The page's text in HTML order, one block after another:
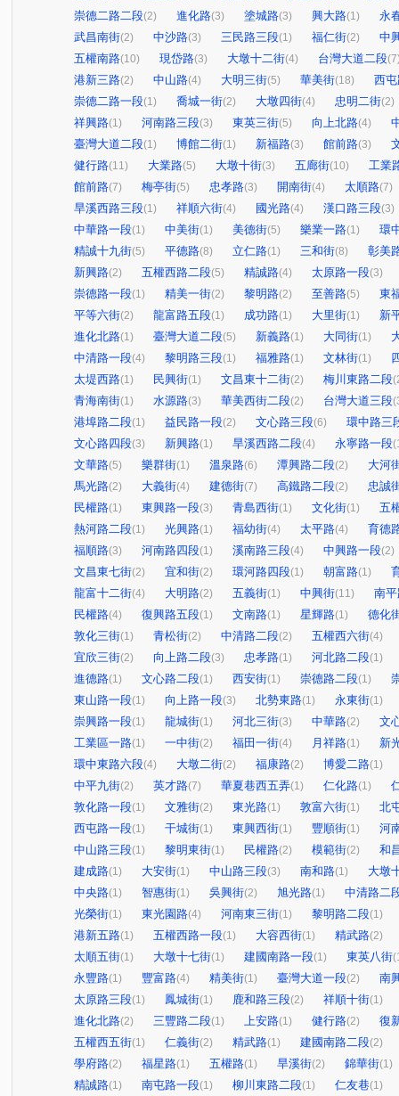
崇德二路二段(2) 進化路(3) 塗城路(3) 興大路(1)
永
武昌南街(2) 中沙路(3) 三民路三段(1) 福仁街(2)
中
五權南路(10) 現岱路(3) 大墩十二街(4) 台灣大道二段
港新三路(2) 中山路(4) 大明三街(5) 華美街(18)
西
崇德二路一段(1) 喬城一街(2) 大墩四街(4) 忠明二街(2)
祥興路(1) 河南路三段(3) 東英三街(5) 向上北路(4)
臺灣大道二段(1) 博館二街(1) 新福路(3) 館前路(3)
健行路(11) 大業路(5) 大墩十街(3) 五廊街(10)
工業
館前路(7) 梅亭街(5) 忠孝路(3) 開南街(4) 太順路(7)
旱溪西路三段(1) 祥順六街(4) 國光路(4) 漢口路三段(3)
中華路一段(1) 中美街(1) 美德街(5) 樂業一路(1)
環
精誠十九街(5) 平德路(8) 立仁路(1) 三和街(8)
彰美
新興路(2) 五權西路二段(5) 精誠路(4) 太原路一段(3)
崇德路一段(1) 精美一街(2) 黎明路(2) 至善路(5)
東
平等六街(2) 龍富路五段(1) 成功路(1) 大里街(1)
新
進化北路(1) 臺灣大道二段(5) 新義路(1) 大同街(1)
中清路一段(4) 黎明路三段(1) 福雅路(1) 文林街(1)
太堤西路(1) 民興街(1) 文昌東十二街(2) 梅川東路二段
青海南街(1) 水源路(3) 華美西街二段(2) 台灣大道三段
港埠路二段(1) 益民路一段(2) 文心路三段(6)
環中路三
文心路四段(3) 新興路(1) 旱溪西路二段(4) 永寧路一段
文華路(5) 樂群街(1) 溫泉路(6) 潭興路二段(2)
大河
馬光路(2) 大義街(4) 建德街(7) 高鐵路二段(2)
忠誠
民權路(1) 東興路一段(3) 青島西街(1) 文化街(1)
五
熱河路二段(1) 光興路(1) 福幼街(4) 太平路(4)
育德
福順路(3) 河南路四段(1) 溪南路三段(4) 中興路一段(2)
文昌東七街(2) 宜和街(2) 環河路四段(1) 朝富路(1)
龍富十二街(4) 大明路(2) 五義街(1) 中興街(11)
南
民權路(4) 復興路五段(1) 文南路(1) 星輝路(1)
德化
敦化三街(1) 青松街(2) 中清路二段(2) 五權西六街(4)
宜欣三街(2) 向上路二段(3) 忠孝路(1) 河北路二段(1)
進德路(1) 文心路二段(1) 西安街(1) 崇德路二段(1)
東山路一段(1) 向上路一段(3) 北勢東路(1) 永東街(1)
崇興路一段(1) 龍城街(1) 河北三街(3) 中華路(2)
文
工業區一路(1) 一中街(2) 福田一街(4) 月祥路(1)
新
環中東路六段(4) 大墩二街(2) 福康路(2) 博愛二路(1)
中平九街(2) 英才路(7) 華夏巷西五弄(1) 仁化路(1)
敦化路一段(1) 文雅街(2) 東光路(1) 敦富六街(1)
北
西屯路一段(1) 干城街(1) 東興西街(1) 豐順街(1)
河
中山路三段(1) 黎明東街(1) 民權路(2) 模範街(2)
和
建成路(1) 大安街(1) 中山路三段(3) 南和路(1)
大墩
中央路(1) 智惠街(1) 吳興街(2) 旭光路(1)
中清路二
光榮街(1) 東光園路(4) 河南東三街(1) 黎明路二段(1)
港新五路(1) 五權西路一段(1) 大容西街(1) 精武路(2)
太順五街(1) 大墩十七街(1) 建國南路一段(1) 東英八街
永豐路(1) 豐富路(4) 精美街(1) 臺灣大道一段(2)
南
太原路三段(1) 鳳城街(1) 鹿和路三段(2) 祥順十街(1)
進化北路(2) 三豐路二段(1) 上安路(1) 健行路(2)
復
五權西五街(1) 仁義街(2) 精武路(1) 建國南路二段(2)
學府路(2) 福星路(1) 五權路(1) 旱溪街(2) 錦華街(1)
精誠路(1) 南屯路一段(1) 柳川東路二段(1) 仁友巷(1)